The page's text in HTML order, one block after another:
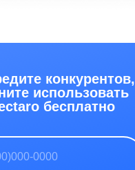
конкурентов,
использовать
бесплатно